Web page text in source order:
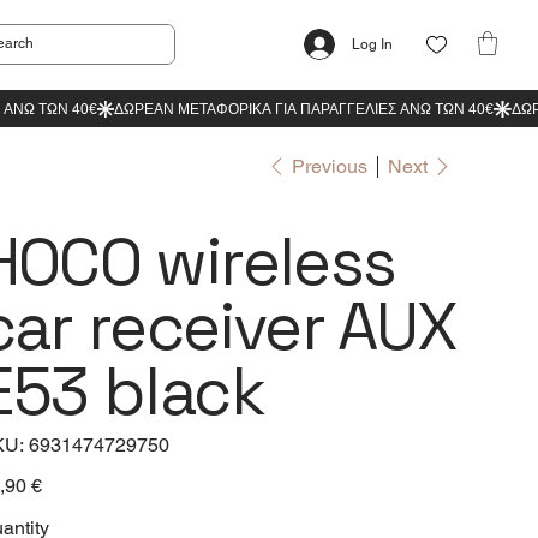
Log In
Previous Next
wireless
receiver AUX
black
SKU
6931474729750
6931474729750
€